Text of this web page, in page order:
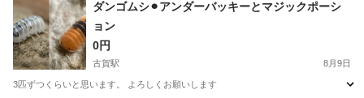
ダンゴムシ⚫︎アンダーバッキーとマジックポーシ
ョン
0円
古賀駅 8月9日
3匹ずつくらいと思います。 よろしくお願いします